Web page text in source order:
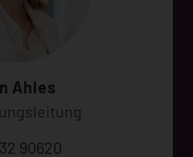
Ahles
90620